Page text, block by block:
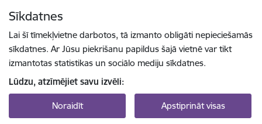
Sīkdatnes
Lai šī tīmekļvietne darbotos, tā izmanto obligāti nepieciešamās
sīkdatnes. Ar Jūsu piekrišanu papildus šajā vietnē var tikt
izmantotas statistikas un sociālo mediju sīkdatnes.
Lūdzu, atzīmējiet savu izvēli:
Noraidīt Apstiprināt visas